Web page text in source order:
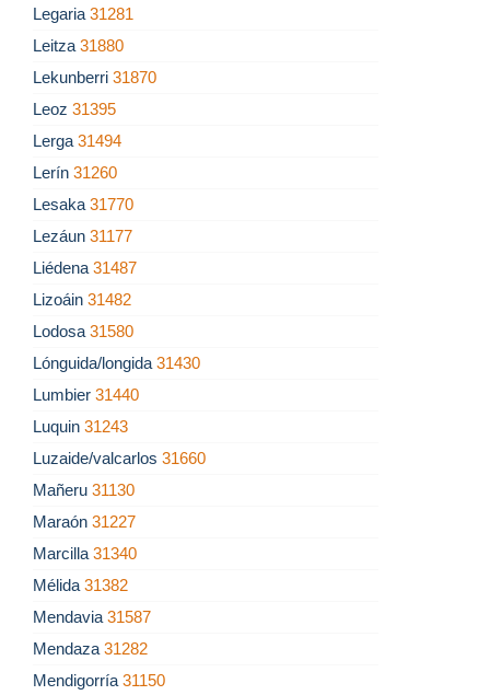
Legaria 31281
Leitza 31880
Lekunberri 31870
Leoz 31395
Lerga 31494
Lerín 31260
Lesaka 31770
Lezáun 31177
Liédena 31487
Lizoáin 31482
Lodosa 31580
Lónguida/longida 31430
Lumbier 31440
Luquin 31243
Luzaide/valcarlos 31660
Mañeru 31130
Maraón 31227
Marcilla 31340
Mélida 31382
Mendavia 31587
Mendaza 31282
Mendigorría 31150